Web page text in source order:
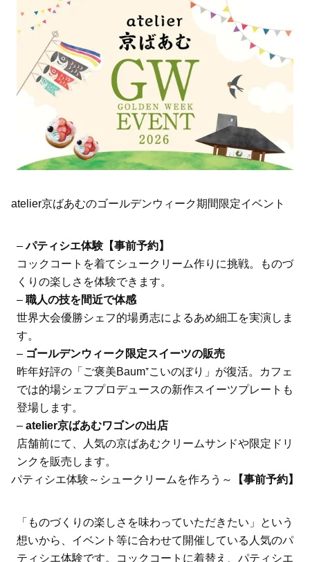
atelier京ばあむのゴールデンウィーク期間限定イベント
–パティシエ体験【事前予約】
コックコートを着てシュークリーム作りに挑戦。ものづ
くりの楽しさを体験できます。
– 職人の技を間近で体感
世界大会優勝シェフ的場勇志によるあめ細工を実演しま
す。
– ゴールデンウィーク限定スイーツの販売
昨年好評の「ご褒美Baum⁺こいのぼり」が復活。カフェ
では的場シェフプロデュースの新作スイーツプレートも
登場します。
– atelier京ばあむワゴンの出店
店舗前にて、人気の京ばあむクリームサンドや限定ドリ
ンクを販売します。
パティシエ体験～シュークリームを作ろう～
【事前予約】
「ものづくりの楽しさを味わっていただきたい」という
想いから、イベント等に合わせて開催している人気のパ
ティシエ体験です。コックコートに着替え、パティシエ